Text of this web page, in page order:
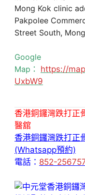
Mong Kok clinic
Pakpolee
Street South,
Google
Map： https://
UxbW9
香港銅鑼灣跌打正
醫舘
香港銅鑼灣跌打正
(Whatsapp預約)
電話： 852-